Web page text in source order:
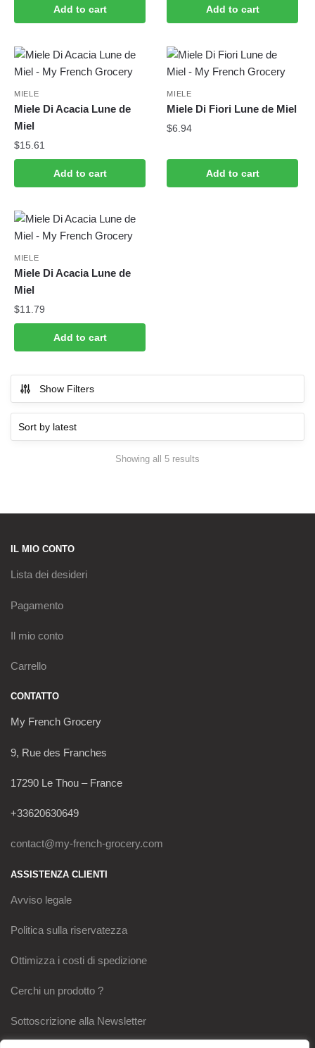
Add to cart Add to cart
MIELE
Miele Di Acacia Lune de
Miel
$15.61
Add to cart
MIELE
Miele Di Fiori Lune de Miel
$6.94
Add to cart
MIELE
Miele Di Acacia Lune de
Miel
$11.79
Add to cart
Show Filters
Showing all 5 results
IL MIO CONTO
Lista dei desideri
Pagamento
Il mio conto
Carrello
CONTATTO
My French Grocery
9, Rue des Franches
17290 Le Thou – France
+33620630649
contact@my-french-grocery.com
ASSISTENZA CLIENTI
Avviso legale
Politica sulla riservatezza
Ottimizza i costi di spedizione
Cerchi un prodotto ?
Sottoscrizione alla Newsletter